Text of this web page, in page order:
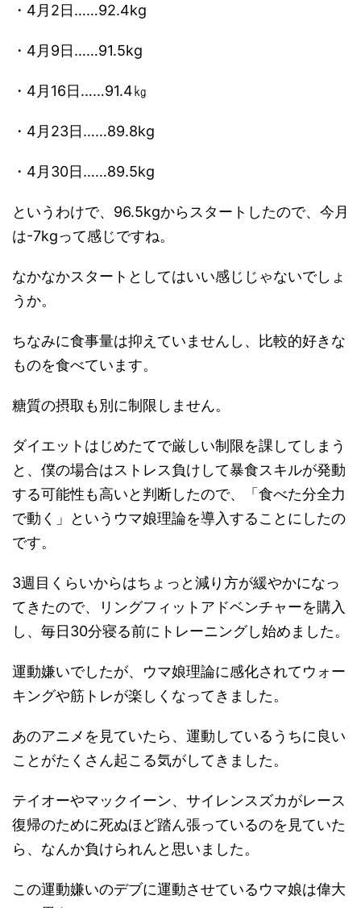
・4月2日……92.4kg
・4月9日……91.5kg
・4月16日……91.4㎏
・4月23日……89.8kg
・4月30日……89.5kg
というわけで、96.5kgからスタートしたので、今月
は-7kgって感じですね。
なかなかスタートとしてはいい感じじゃないでしょ
うか。
ちなみに食事量は抑えていませんし、比較的好きな
ものを食べています。
糖質の摂取も別に制限しません。
ダイエットはじめたてで厳しい制限を課してしまう
と、僕の場合はストレス負けして暴食スキルが発動
する可能性も高いと判断したので、「食べた分全力
で動く」というウマ娘理論を導入することにしたの
です。
3週目くらいからはちょっと減り方が緩やかになっ
てきたので、リングフィットアドベンチャーを購入
し、毎日30分寝る前にトレーニングし始めました。
運動嫌いでしたが、ウマ娘理論に感化されてウォー
キングや筋トレが楽しくなってきました。
あのアニメを見ていたら、運動しているうちに良い
ことがたくさん起こる気がしてきました。
テイオーやマックイーン、サイレンスズカがレース
復帰のために死ぬほど踏ん張っているのを見ていた
ら、なんか負けられんと思いました。
この運動嫌いのデブに運動させているウマ娘は偉大